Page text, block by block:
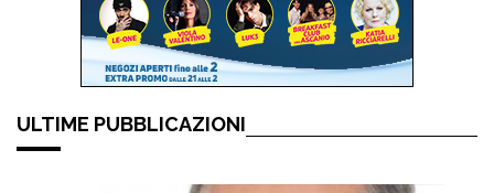
ULTIME PUBBLICAZIONI